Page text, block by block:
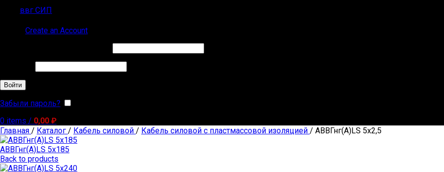
ввг СИП
Create an Account
Войти
Забыли пароль?
0 items / 0,00 ₽
Главная / Каталог / Кабель силовой / Кабель силовой с пластмассовой изоляцией / АВВГнг(А)LS 5х2,5
АВВГнг(А)LS 5х185
Back to products